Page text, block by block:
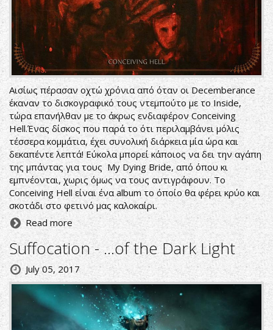
Αισίως πέρασαν οχτώ χρόνια από όταν οι Decemberance
έκαναν το δισκογραφικό τους ντεμπούτο με το Inside,
τώρα επανήλθαν με το άκρως ενδιαφέρον Conceiving
Hell.Ένας δίσκος που παρά το ότι περιλαμβάνει μόλις
τέσσερα κομμάτια, έχει συνολική διάρκεια μία ώρα και
δεκαπέντε λεπτά! Εύκολα μπορεί κάποιος να δει την αγάπη
της μπάντας για τους My Dying Bride, από όπου κι
εμπνέονται, χωρις όμως να τους αντιγράφουν. Το
Conceiving Hell είναι ένα album το όποίο θα φέρει κρύο και
σκοτάδι στο φετινό μας καλοκαίρι.
Read more
Suffocation - ...of the Dark Light
July 05, 2017